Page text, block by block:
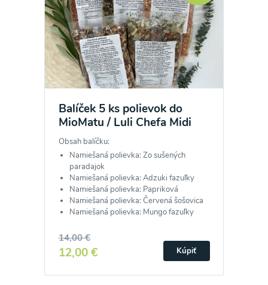
Balíček 5 ks polievok do
MioMatu / Luli Chefa Midi
Obsah balíčku:
Namiešaná polievka: Zo sušených
paradajok
Namiešaná polievka: Adzuki fazuľky
Namiešaná polievka: Papriková
Namiešaná polievka: Červená šošovica
Namiešaná polievka: Mungo fazuľky
14,00 €
12,00 € Kúpiť